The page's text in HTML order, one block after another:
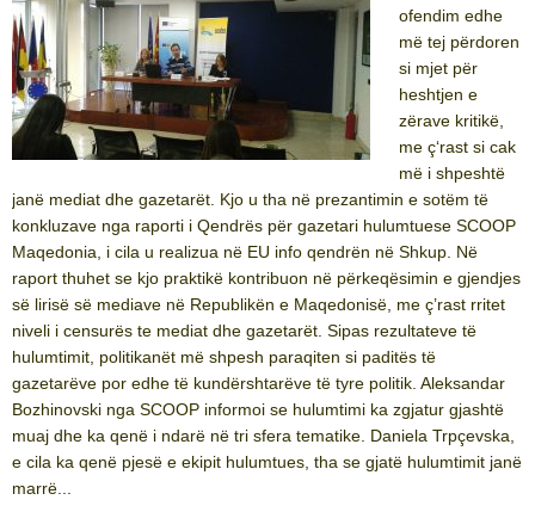
ofendim edhe
më tej përdoren
si mjet për
heshtjen e
zërave kritikë,
me ç‘rast si cak
më i shpeshtë
janë mediat dhe gazetarët. Kjo u tha në prezantimin e sotëm të
konkluzave nga raporti i Qendrës për gazetari hulumtuese SCOOP
Maqedonia, i cila u realizua në EU info qendrën në Shkup. Në
raport thuhet se kjo praktikë kontribuon në përkeqësimin e gjendjes
së lirisë së mediave në Republikën e Maqedonisë, me ç’rast rritet
niveli i censurës te mediat dhe gazetarët. Sipas rezultateve të
hulumtimit, politikanët më shpesh paraqiten si paditës të
gazetarëve por edhe të kundërshtarëve të tyre politik. Aleksandar
Bozhinovski nga SCOOP informoi se hulumtimi ka zgjatur gjashtë
muaj dhe ka qenë i ndarë në tri sfera tematike. Daniela Trpçevska,
e cila ka qenë pjesë e ekipit hulumtues, tha se gjatë hulumtimit janë
marrë...